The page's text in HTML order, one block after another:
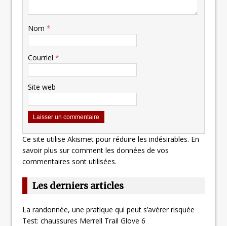
Nom *
Courriel *
Site web
Ce site utilise Akismet pour réduire les indésirables. En
savoir plus sur comment les données de vos
commentaires sont utilisées.
Les derniers articles
La randonnée, une pratique qui peut s’avérer risquée
Test: chaussures Merrell Trail Glove 6